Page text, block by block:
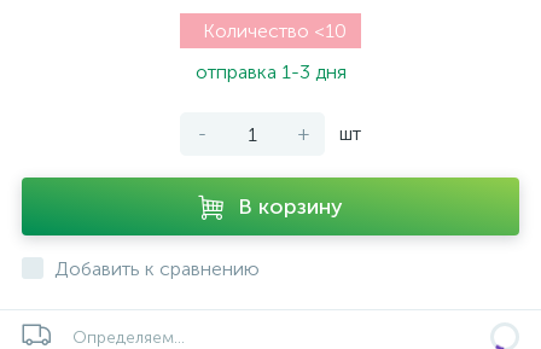
Количество <10
отправка 1-3 дня
- + шт
В корзину
Добавить к сравнению
Определяем...